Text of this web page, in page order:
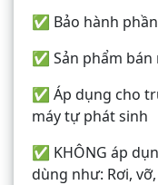
✅ Bảo hành
✅ Sản phẩm
✅ Áp dụng cho
máy tự phát sinh
✅ KHÔNG áp
dùng như: Rơi,